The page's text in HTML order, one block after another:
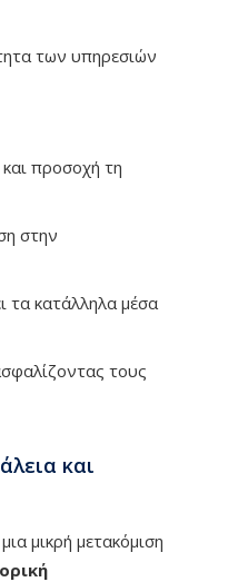
των υπηρεσιών
προσοχή τη
στην
τα κατάλληλα μέσα
τους
και
μικρή μετακόμιση